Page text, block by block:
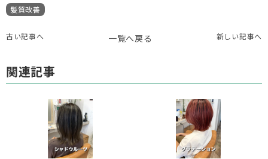
髪質改善
古い記事へ 一覧へ戻る 新しい記事へ
関連記事